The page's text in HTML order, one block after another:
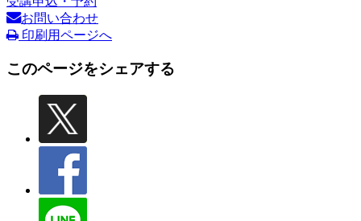
お問い合わせ
印刷用ページへ
このページをシェアする